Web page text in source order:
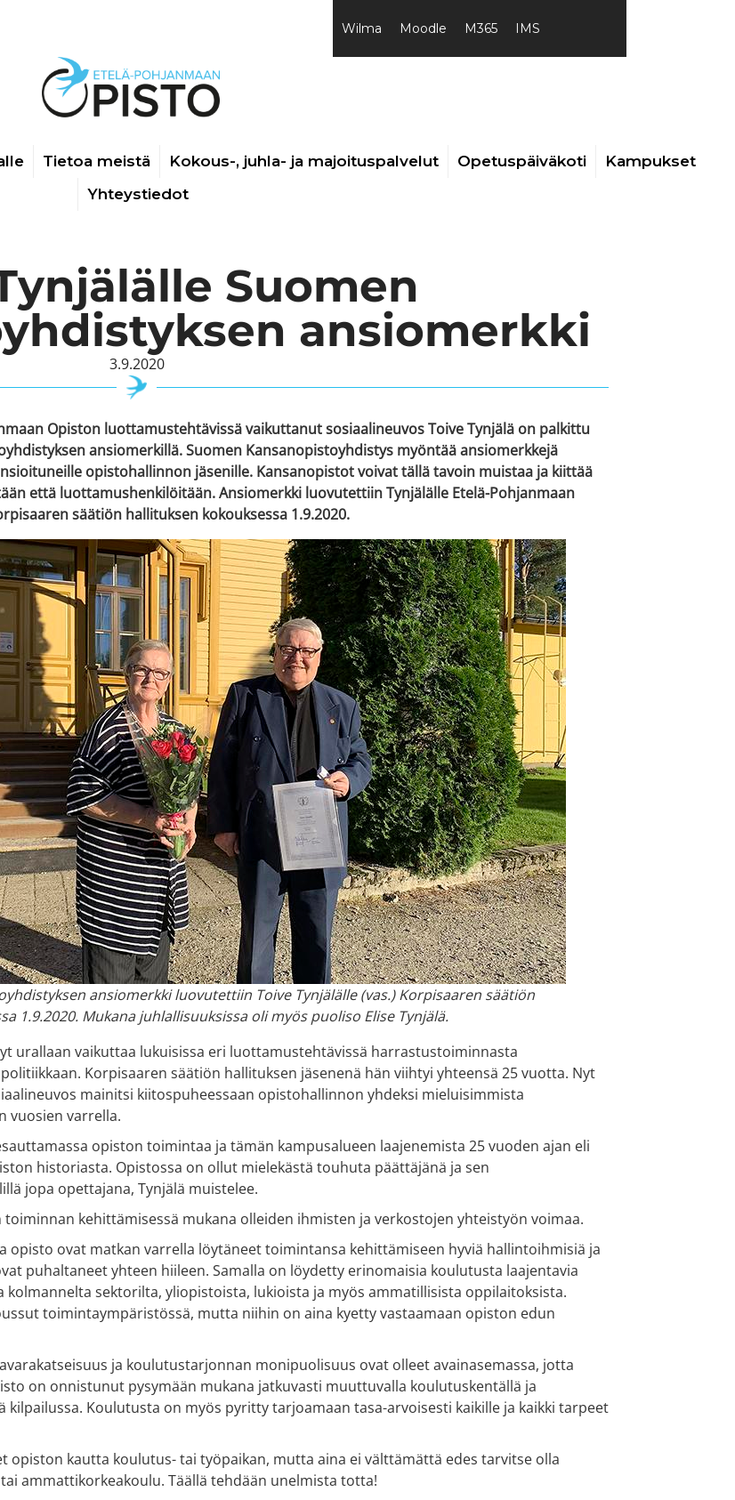
Wilma Moodle M365 IMS
Tietoa meistä Kokous-, juhla- ja majoituspalvelut Opetuspäiväkoti
Kampukset
Yhteystiedot
Suomen
ansiomerkki
3.9.2020
Opiston luottamustehtävissä vaikuttanut sosiaalineuvos Toive Tynjälä on palkittu
ansiomerkillä. Suomen Kansanopistoyhdistys myöntää ansiomerkkejä
opistohallinnon jäsenille. Kansanopistot voivat tällä tavoin muistaa ja kiittää
että luottamushenkilöitään. Ansiomerkki luovutettiin Tynjälälle Etelä-Pohjanmaan
säätiön hallituksen kokouksessa 1.9.2020.
ansiomerkki luovutettiin Toive Tynjälälle (vas.) Korpisaaren säätiön
1.9.2020. Mukana juhlallisuuksissa oli myös puoliso Elise Tynjälä.
urallaan vaikuttaa lukuisissa eri luottamustehtävissä harrastustoiminnasta
Korpisaaren säätiön hallituksen jäsenenä hän viihtyi yhteensä 25 vuotta. Nyt
mainitsi kiitospuheessaan opistohallinnon yhdeksi mieluisimmista
vuosien varrella.
opiston toimintaa ja tämän kampusalueen laajenemista 25 vuoden ajan eli
historiasta. Opistossa on ollut mielekästä touhuta päättäjänä ja sen
jopa opettajana, Tynjälä muistelee.
kehittämisessä mukana olleiden ihmisten ja verkostojen yhteistyön voimaa.
opisto ovat matkan varrella löytäneet toimintansa kehittämiseen hyviä hallintoihmisiä ja
puhaltaneet yhteen hiileen. Samalla on löydetty erinomaisia koulutusta laajentavia
kolmannelta sektorilta, yliopistoista, lukioista ja myös ammatillisista oppilaitoksista.
toimintaympäristössä, mutta niihin on aina kyetty vastaamaan opiston edun
ja koulutustarjonnan monipuolisuus ovat olleet avainasemassa, jotta
on onnistunut pysymään mukana jatkuvasti muuttuvalla koulutuskentällä ja
kilpailussa. Koulutusta on myös pyritty tarjoamaan tasa-arvoisesti kaikille ja kaikki tarpeet
opiston kautta koulutus- tai työpaikan, mutta aina ei välttämättä edes tarvitse olla
ammattikorkeakoulu. Täällä tehdään unelmista totta!